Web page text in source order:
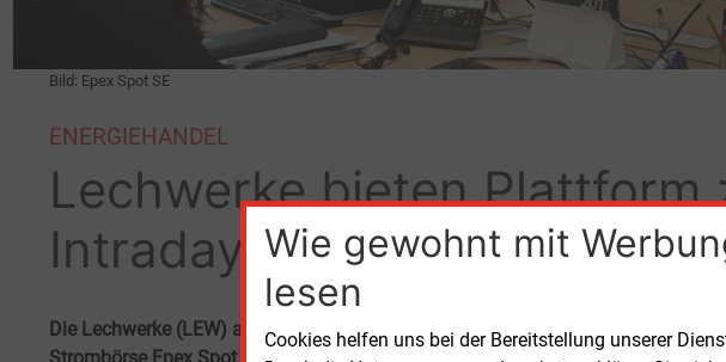
Wie gewohnt mit
lesen
Cookies helfen uns bei der Bereitstellung unserer
Bild: Epex Spot SE
ENERGIEHANDEL
Lechwerke bieten Plattform
Intradayhandel
Die Lechwerke (LEW) aus Augsburg bieten Kunden einen automatisierten